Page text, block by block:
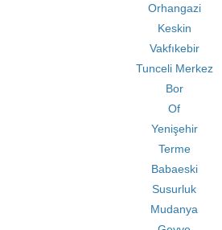
Orhangazi
Keskin
Vakfıkebir
Tunceli Merkez
Bor
Of
Yenişehir
Terme
Babaeski
Susurluk
Mudanya